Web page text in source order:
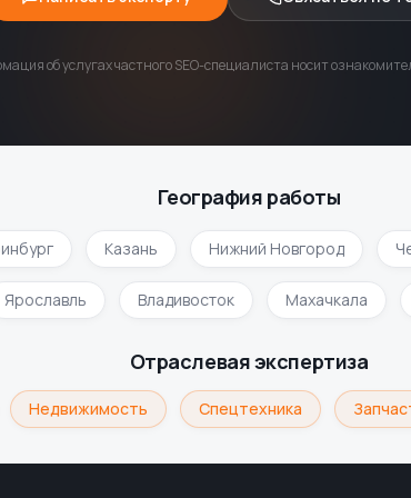
об услугах частного SEO-специалиста носит
География работы
Казань Нижний Новгород
Ярославль Владивосток Махачкала
Отраслевая экспертиза
Недвижимость Спецтехника